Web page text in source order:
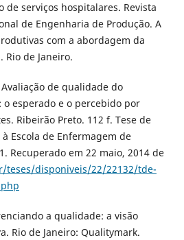
de serviços hospitalares. Revista
de Engenharia de Produção. A
com a abordagem da
de Janeiro.
Avaliação de qualidade do
esperado e o percebido por
Ribeirão Preto. 112 f. Tese de
Escola de Enfermagem de
Recuperado em 22 maio, 2014 de
teses/disponiveis/22/22132/tde-
a qualidade: a visão
Rio de Janeiro: Qualitymark.